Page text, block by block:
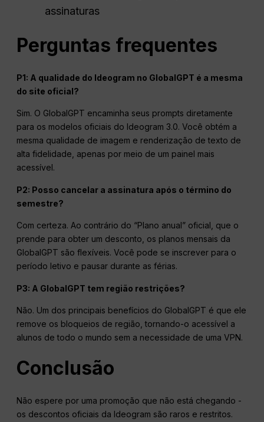
assinaturas
Perguntas frequentes
P1: A qualidade do Ideogram no GlobalGPT é a mesma
do site oficial?
Sim. O GlobalGPT encaminha seus prompts diretamente
para os modelos oficiais do Ideogram 3.0. Você obtém a
mesma qualidade de imagem e renderização de texto de
alta fidelidade, apenas por meio de um painel mais
acessível.
P2: Posso cancelar a assinatura após o término do
semestre?
Com certeza. Ao contrário do “Plano anual” oficial, que o
prende para obter um desconto, os planos mensais da
GlobalGPT são flexíveis. Você pode se inscrever para o
período letivo e pausar durante as férias.
P3: A GlobalGPT tem região restrições?
Não. Um dos principais benefícios do GlobalGPT é que ele
remove os bloqueios de região, tornando-o acessível a
alunos de todo o mundo sem a necessidade de uma VPN.
Conclusão
Não espere por uma promoção que não está chegando -
os descontos oficiais da Ideogram são raros e restritos.